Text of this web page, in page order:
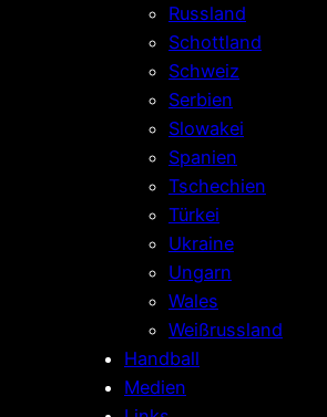
Russland
Schottland
Schweiz
Serbien
Slowakei
Spanien
Tschechien
Türkei
Ukraine
Ungarn
Wales
Weißrussland
Handball
Medien